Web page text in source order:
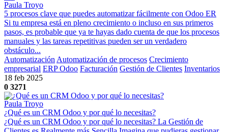
Paula Troyo
5 procesos clave que puedes automatizar fácilmente con Odoo ER
Si tu empresa está en pleno crecimiento o incluso en sus primeros
pasos, es probable que ya te hayas dado cuenta de que los procesos
manuales y las tareas repetitivas pueden ser un verdadero
obstáculo...
Automatización Automatización de procesos Crecimiento
empresarial ERP Odoo Facturación Gestión de Clientes Inventarios
18 feb 2025
0 3271
Paula Troyo
¿Qué es un CRM Odoo y por qué lo necesitas?
¿Qué es un CRM Odoo y por qué lo necesitas? La Gestión de